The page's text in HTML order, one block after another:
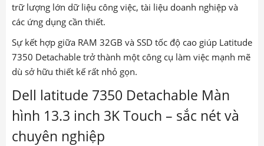
trữ lượng lớn dữ liệu công việc, tài liệu doanh nghiệp và
các ứng dụng cần thiết.
Sự kết hợp giữa RAM 32GB và SSD tốc độ cao giúp Latitude
7350 Detachable trở thành một công cụ làm việc mạnh mẽ
dù sở hữu thiết kế rất nhỏ gọn.
Dell latitude 7350 Detachable Màn
hình 13.3 inch 3K Touch – sắc nét và
chuyên nghiệp